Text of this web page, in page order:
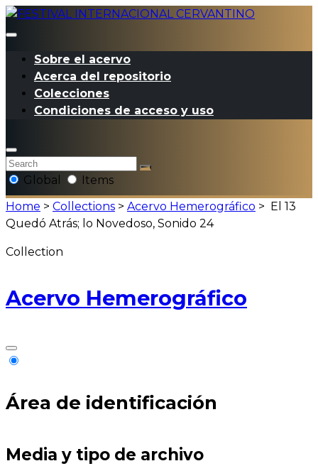
Sobre el acervo
Acerca del repositorio
Colecciones
Condiciones de acceso y uso
Global
Items
Home > Collections > Acervo Hemerográfico >
El 13
Quedó Atrás; lo Novedoso, Sonido 24
Collection
Acervo Hemerográfico
Área de identificación
Media y tipo de archivo